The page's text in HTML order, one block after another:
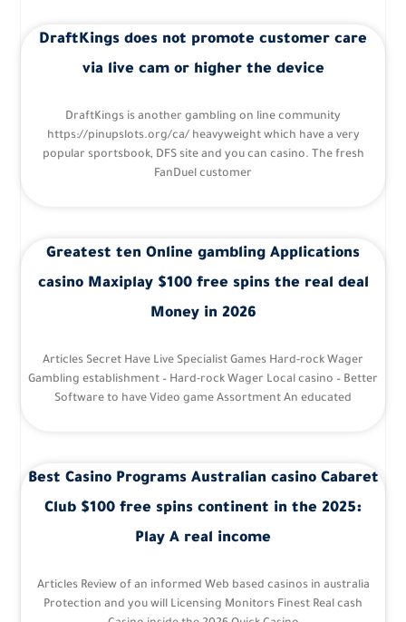
DraftKings does not promote customer care
via live cam or higher the device
DraftKings is another gambling on line community
https://pinupslots.org/ca/ heavyweight which have a very
popular sportsbook, DFS site and you can casino. The fresh
FanDuel customer
Greatest ten Online gambling Applications
casino Maxiplay $100 free spins the real deal
Money in 2026
Articles Secret Have Live Specialist Games Hard-rock Wager
Gambling establishment – Hard-rock Wager Local casino – Better
Software to have Video game Assortment An educated
Best Casino Programs Australian casino Cabaret
Club $100 free spins continent in the 2025:
Play A real income
Articles Review of an informed Web based casinos in australia
Protection and you will Licensing Monitors Finest Real cash